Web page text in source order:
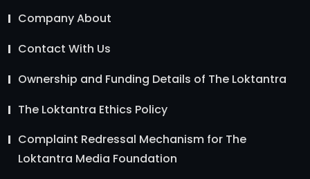
Company About
Contact With Us
Ownership and Funding Details of The Loktantra
The Loktantra Ethics Policy
Complaint Redressal Mechanism for The
Loktantra Media Foundation